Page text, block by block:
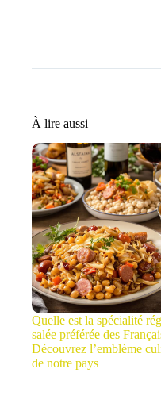
À lire aussi
Quelle est la spécialité
salée préférée des
Découvrez l’emblème
de notre pays